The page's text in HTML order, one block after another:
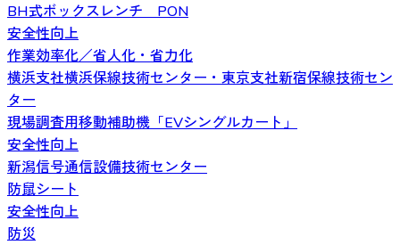
BH式ボックスレンチ PON
安全性向上
作業効率化／省人化・省力化
横浜支社横浜保線技術センター・東京支社新宿保線技術セン
ター
現場調査用移動補助機「EVシングルカート」
安全性向上
新潟信号通信設備技術センター
防鼠シート
安全性向上
防災